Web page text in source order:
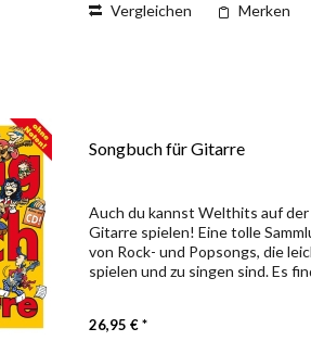
Vergleichen Merken
Songbuch für Gitarre
Auch du kannst Welthits auf der
Gitarre spielen! Eine tolle
von Rock- und Popsongs, die
spielen und zu singen sind. Es
Paul McCartney,...
26,95 € *